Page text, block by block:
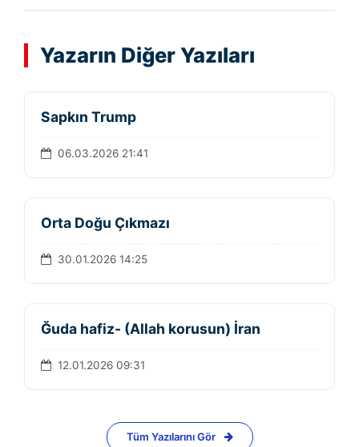
Yazarın Diğer Yazıları
Sapkın Trump
06.03.2026 21:41
Orta Doğu Çıkmazı
30.01.2026 14:25
Ğuda hafiz- (Allah korusun) İran
12.01.2026 09:31
Tüm Yazılarını Gör